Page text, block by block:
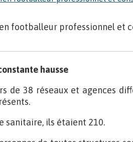
footballeur professionnel et
hausse
de 38 réseaux et agences
sanitaire, ils étaient 210.